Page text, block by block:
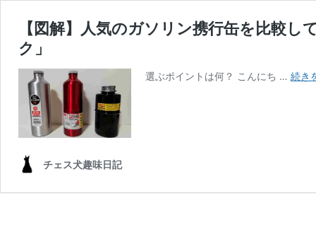
【図解】人気のガソリン携行缶を比較
ク」
選ぶポイントは何？ こんにち … 続き
チェス犬趣味日記